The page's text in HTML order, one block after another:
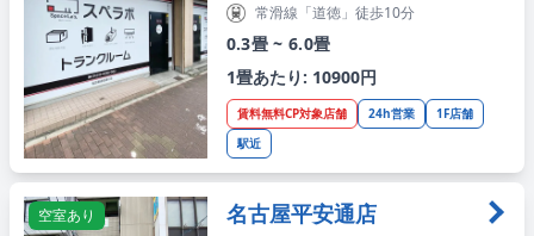
常滑線「道徳」徒歩10分
0.3畳 ~ 6.0畳
1畳あたり: 10900円
賃料無料CP対象店舗 24h営業
1F店舗
駅近
空室あり 名古屋平安通店